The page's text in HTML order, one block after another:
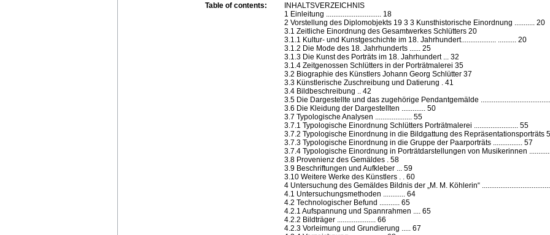
Table of contents:
INHALTSVERZEICHNIS
1 Einleitung .............................. 18
2 Vorstellung des Diplomobjekts 19 3 3 Kunsthistorische Einordnung ........... 20
3.1 Zeitliche Einordnung des Gesamtwerkes Schlütters 20
3.1.1 Kultur- und Kunstgeschichte im 18. Jahrhundert................... .......... 20
3.1.2 Die Mode des 18. Jahrhunderts ...... 25
3.1.3 Die Kunst des Porträts im 18. Jahrhundert ... 32
3.1.4 Zeitgenossen Schlütters in der Porträtmalerei 35
3.2 Biographie des Künstlers Johann Georg Schlütter 37
3.3 Künstlerische Zuschreibung und Datierung . 41
3.4 Bildbeschreibung .. 42
3.5 Die Dargestellte und das zugehörige Pendantgemälde
3.6 Die Kleidung der Dargestellten ............. 50
3.7 Typologische Analysen .................... 55
3.7.1 Typologische Einordnung Schlütters Porträtmalerei ........................ 55
3.7.2 Typologische Einordnung in die Bildgattung des Repräsentationsporträts
3.7.3 Typologische Einordnung in die Gruppe der Paarporträts ................ 57
3.7.4 Typologische Einordnung in Porträtdarstellungen von Musikerinnen
3.8 Provenienz des Gemäldes . 58
3.9 Beschriftungen und Aufkleber ... 59
3.10 Weitere Werke des Künstlers . . 60
4 Untersuchung des Gemäldes Bildnis der „M. M. Köhlerin“
4.1 Untersuchungsmethoden ............ 64
4.2 Technologischer Befund ........... 65
4.2.1 Aufspannung und Spannrahmen .... 65
4.2.2 Bildträger ..................... 66
4.2.3 Vorleimung und Grundierung ..... 67